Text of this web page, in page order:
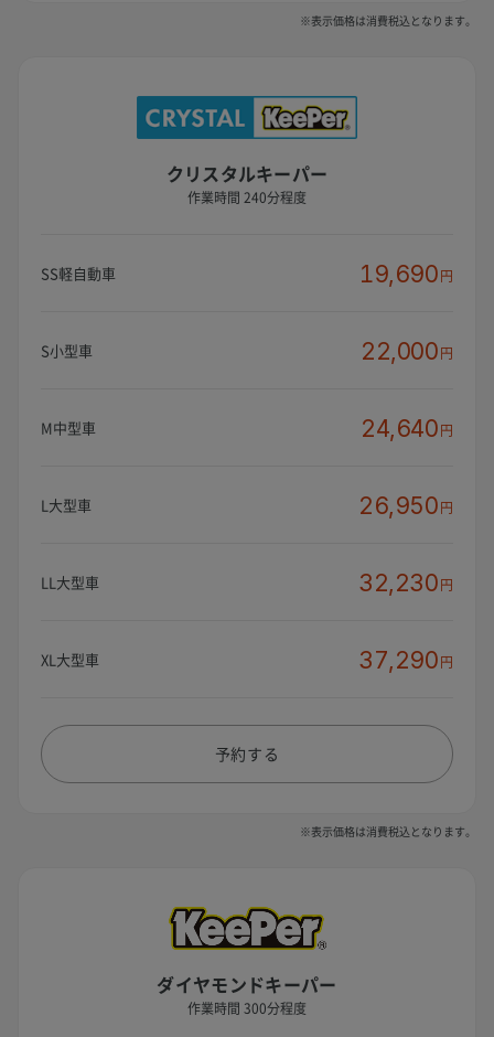
※表示価格は消費税込となります。
クリスタルキーパー
作業時間 240分程度
SS軽自動車 19,690円
S小型車 22,000円
M中型車 24,640円
L大型車 26,950円
LL大型車 32,230円
XL大型車 37,290円
予約する
※表示価格は消費税込となります。
ダイヤモンドキーパー
作業時間 300分程度